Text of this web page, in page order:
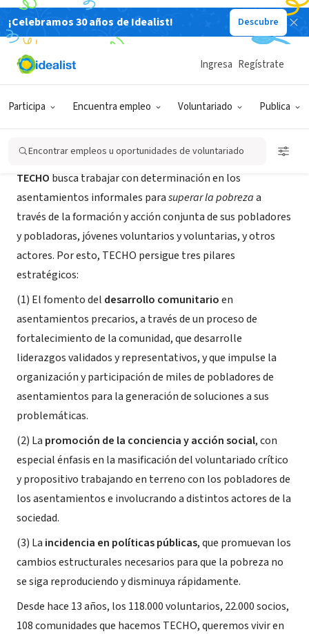
¡Celebramos 30 años de Idealist! Descubre
Participa Encuentra empleo Voluntariado Publica
Ingresa Regístrate
Encontrar empleos u oportunidades de voluntariado
ORGANIZACIÓN SIN FIN DE LUCRO
TECHO Argentina
TECHO busca trabajar con determinación en los
asentamientos informales parasuperar la pobrezaa
través de la formación y acción conjunta de sus pobladores
y pobladoras, jóvenes voluntarios y voluntarias, y otros
actores. Por esto, TECHO persigue tres pilares
estratégicos:
(1) El fomento del desarrollo comunitarioen
asentamientos precarios, a través de un proceso de
fortalecimiento de la comunidad, que desarrolle
liderazgos validados y representativos, y que impulse la
organización y participación de miles de pobladores de
asentamientos para la generación de soluciones a sus
problemáticas.
(2) La promoción de la conciencia y acción social, con
especial énfasis en la masificación del voluntariado crítico
y propositivo trabajando en terreno con los pobladores de
los asentamientos e involucrando a distintos actores de la
sociedad.
(3) La incidencia en políticas públicas, que promuevan los
cambios estructurales necesarios para que la pobreza no
se siga reproduciendo y disminuya rápidamente.
Desde hace 13 años, los 118.000 voluntarios, 22.000 socios,
108 comunidades que hacemos TECHO, queremos vivir en